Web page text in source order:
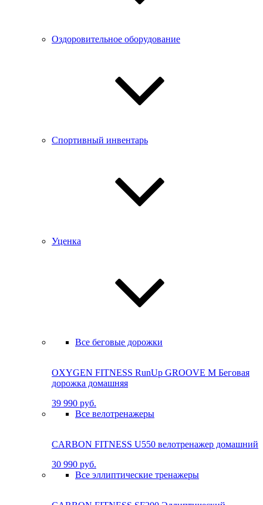
Оздоровительное оборудование
Спортивный инвентарь
Уценка
Все беговые дорожки
OXYGEN FITNESS RunUp GROOVE M Бе­го­вая
до­рож­ка до­маш­няя
39 990 руб.
Все велотренажеры
CARBON FITNESS U550 велотренажер домашний
30 990 руб.
Все эллиптические тренажеры